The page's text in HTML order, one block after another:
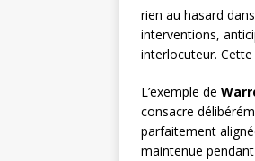
rien au hasard
interventions,
interlocuteur.
L’exemple de
consacre
parfaitement
maintenue